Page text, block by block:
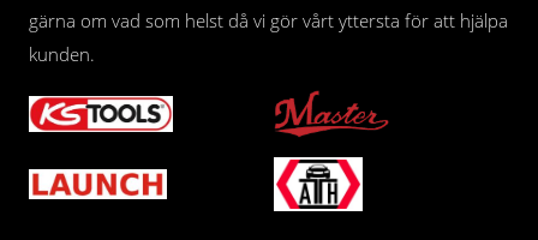
gärna om vad som helst då vi gör vårt yttersta för att hjälpa
kunden.